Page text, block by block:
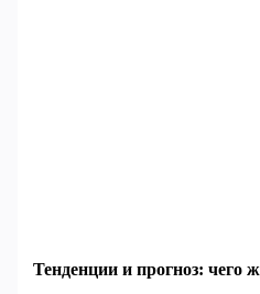
Тенденции и прогноз: чего